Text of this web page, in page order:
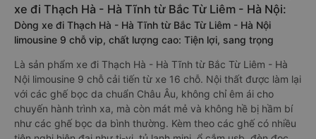
xe đi Thạch Hà - Hà Tĩnh từ Bắc Từ Liêm - Hà Nội:
Dòng xe đi Thạch Hà - Hà Tĩnh từ Bắc Từ Liêm - Hà Nội
limousine 9 chỗ vip, chất lượng cao: Tiện lợi, sang trọng
Là sản phẩm xe đi Thạch Hà - Hà Tĩnh từ Bắc Từ Liêm - Hà
Nội limousine 9 chỗ cải tiến từ xe 16 chỗ. Nội thất được làm lại
với các ghế bọc da chuẩn Châu Âu, không chỉ êm ái cho
chuyến hành trình xa, mà còn mát mẻ và không hề bị hầm bí
như các ghế bọc da bình thường. Kèm theo các ghế có nhiều